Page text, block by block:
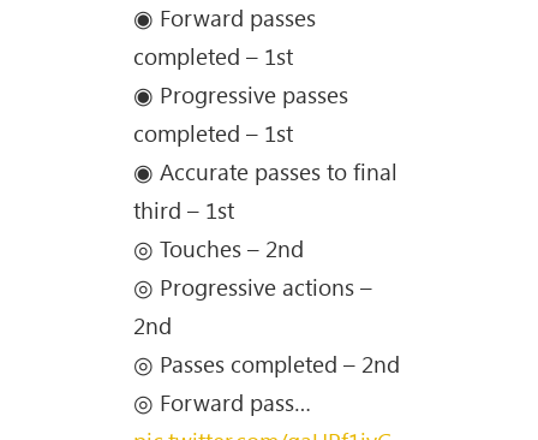
◉ Forward passes
completed – 1st
◉ Progressive passes
completed – 1st
◉ Accurate passes to final
third – 1st
◎ Touches – 2nd
◎ Progressive actions –
2nd
◎ Passes completed – 2nd
◎ Forward pass…